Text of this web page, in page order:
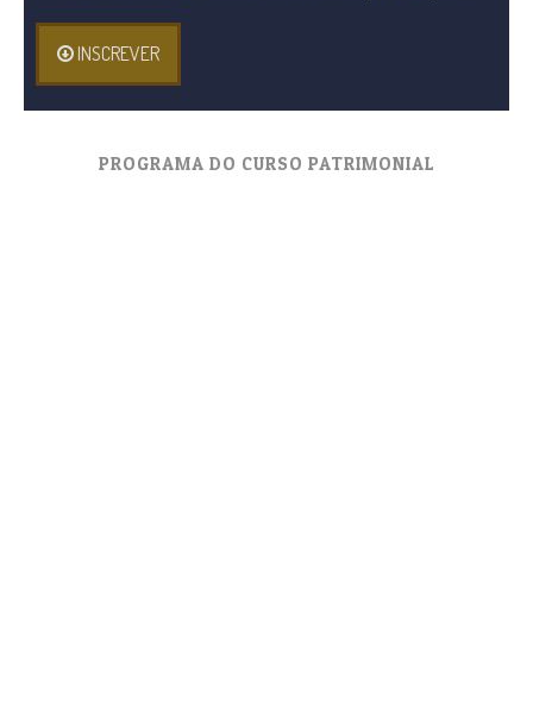
INSCREVER
PROGRAMA DO CURSO PATRIMONIAL